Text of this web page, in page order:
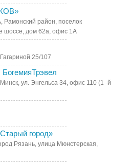
Рамонский район, поселок
шоссе, дом 62а, офис 1А
25/107
БогемияТрэвел
ул. Энгельса 34, офис 110 (1 -й
город»
Рязань, улица Мюнстерская,